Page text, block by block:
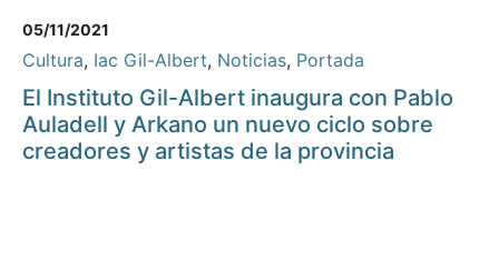
05/11/2021
Cultura, Iac Gil-Albert, Noticias, Portada
El Instituto Gil-Albert inaugura con Pablo
Auladell y Arkano un nuevo ciclo sobre
creadores y artistas de la provincia